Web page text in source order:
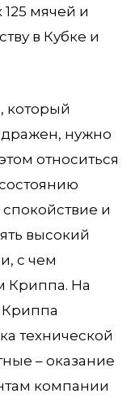
мячей и
в Кубке и
который
нужно
относиться
и
высокий
с чем
Криппа. На
технической
– оказание
компании